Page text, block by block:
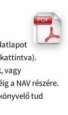
, vagy
a NAV részére.
tud